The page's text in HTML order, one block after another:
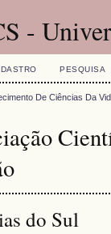
-
PESQUISA
De Ciências Da
do Sul